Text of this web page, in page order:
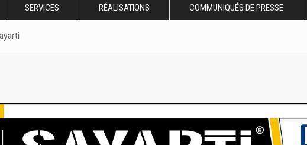
SERVICES RÉALISATIONS COMMUNIQUÉS DE PRESSE